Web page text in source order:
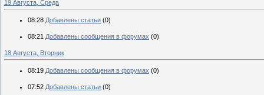
19 Августа, Среда
08:28 Добавлены статьи (0)
08:21 Добавлены сообщения в форумах (0)
18 Августа, Вторник
08:19 Добавлены сообщения в форумах (0)
07:52 Добавлены статьи (0)